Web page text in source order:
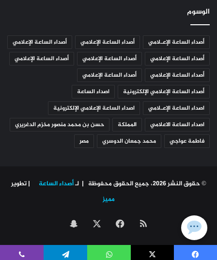
الوسوم
أصداء الساعة الإعـلامي أصداء الساعة الإعلامي
أصداء الساعة الإعلامي
أصداء الساعة الإعلامي
أصداء الساعة الإعلامي
أصداء الساعة الإعلامي
أصداء الساعة الإعلامي
أصداء الساعة الإعلامي
أصداء الساعة الإعلامي الإلكترونية
اصداء الساعة
اصداء الساعة الإعـلامي
اصداء الساعة الإعلامي الإلكترونية
اصداء الساعة الاعلامي
المملكة
حسن بن محمد منصور مخزم الدغريري
فاطمة عواجي
محمد جمعان الدوسري مصر
© حقوق النشر 2026، جميع الحقوق محفوظة | لـ أصداء الساعة
| تطوير
مميز
ملخص
الموقع
فيسبوك
تشات